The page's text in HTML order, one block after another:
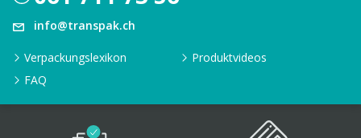
info@transpak.ch
Verpackungslexikon
Produktvideos
FAQ